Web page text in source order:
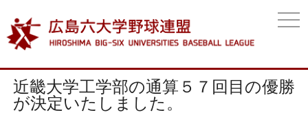
近畿大学工学部の通算５７回目の優勝
が決定いたしました。